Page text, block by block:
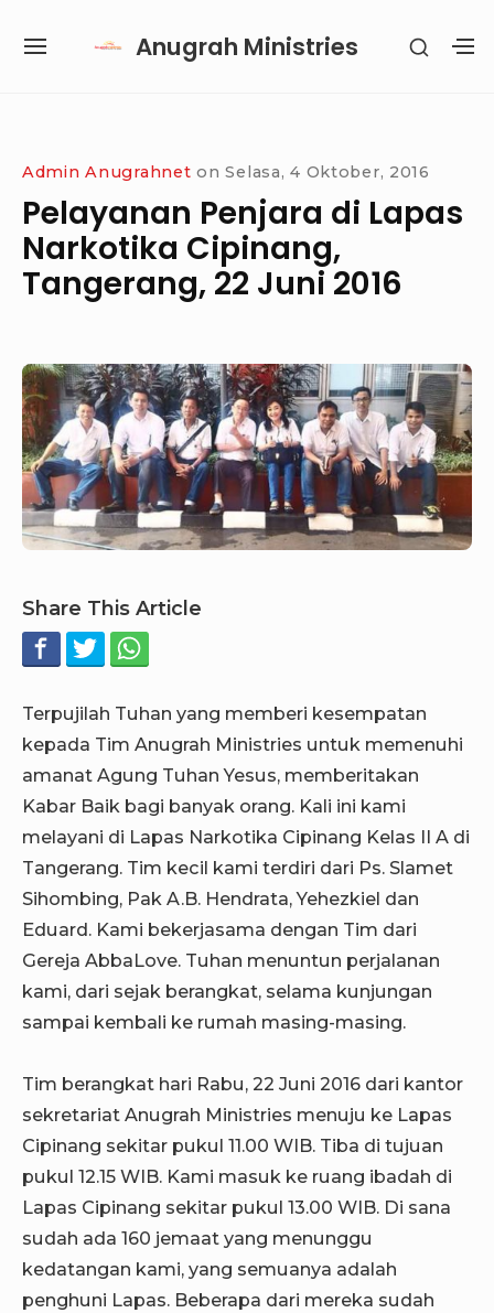
Anugrah Ministries
SITE
SHOW
Admin Anugrahnet on Selasa, 4 Oktober, 2016
Pelayanan Penjara di Lapas
Narkotika Cipinang,
Tangerang, 22 Juni 2016
Share This Article
Terpujilah Tuhan yang memberi kesempatan
kepada Tim Anugrah Ministries untuk memenuhi
amanat Agung Tuhan Yesus, memberitakan
Kabar Baik bagi banyak orang. Kali ini kami
melayani di Lapas Narkotika Cipinang Kelas II A di
Tangerang. Tim kecil kami terdiri dari Ps. Slamet
Sihombing, Pak A.B. Hendrata, Yehezkiel dan
Eduard. Kami bekerjasama dengan Tim dari
Gereja AbbaLove. Tuhan menuntun perjalanan
kami, dari sejak berangkat, selama kunjungan
sampai kembali ke rumah masing-masing.
Tim berangkat hari Rabu, 22 Juni 2016 dari kantor
sekretariat Anugrah Ministries menuju ke Lapas
Cipinang sekitar pukul 11.00 WIB. Tiba di tujuan
pukul 12.15 WIB. Kami masuk ke ruang ibadah di
Lapas Cipinang sekitar pukul 13.00 WIB. Di sana
sudah ada 160 jemaat yang menunggu
kedatangan kami, yang semuanya adalah
penghuni Lapas. Beberapa dari mereka sudah